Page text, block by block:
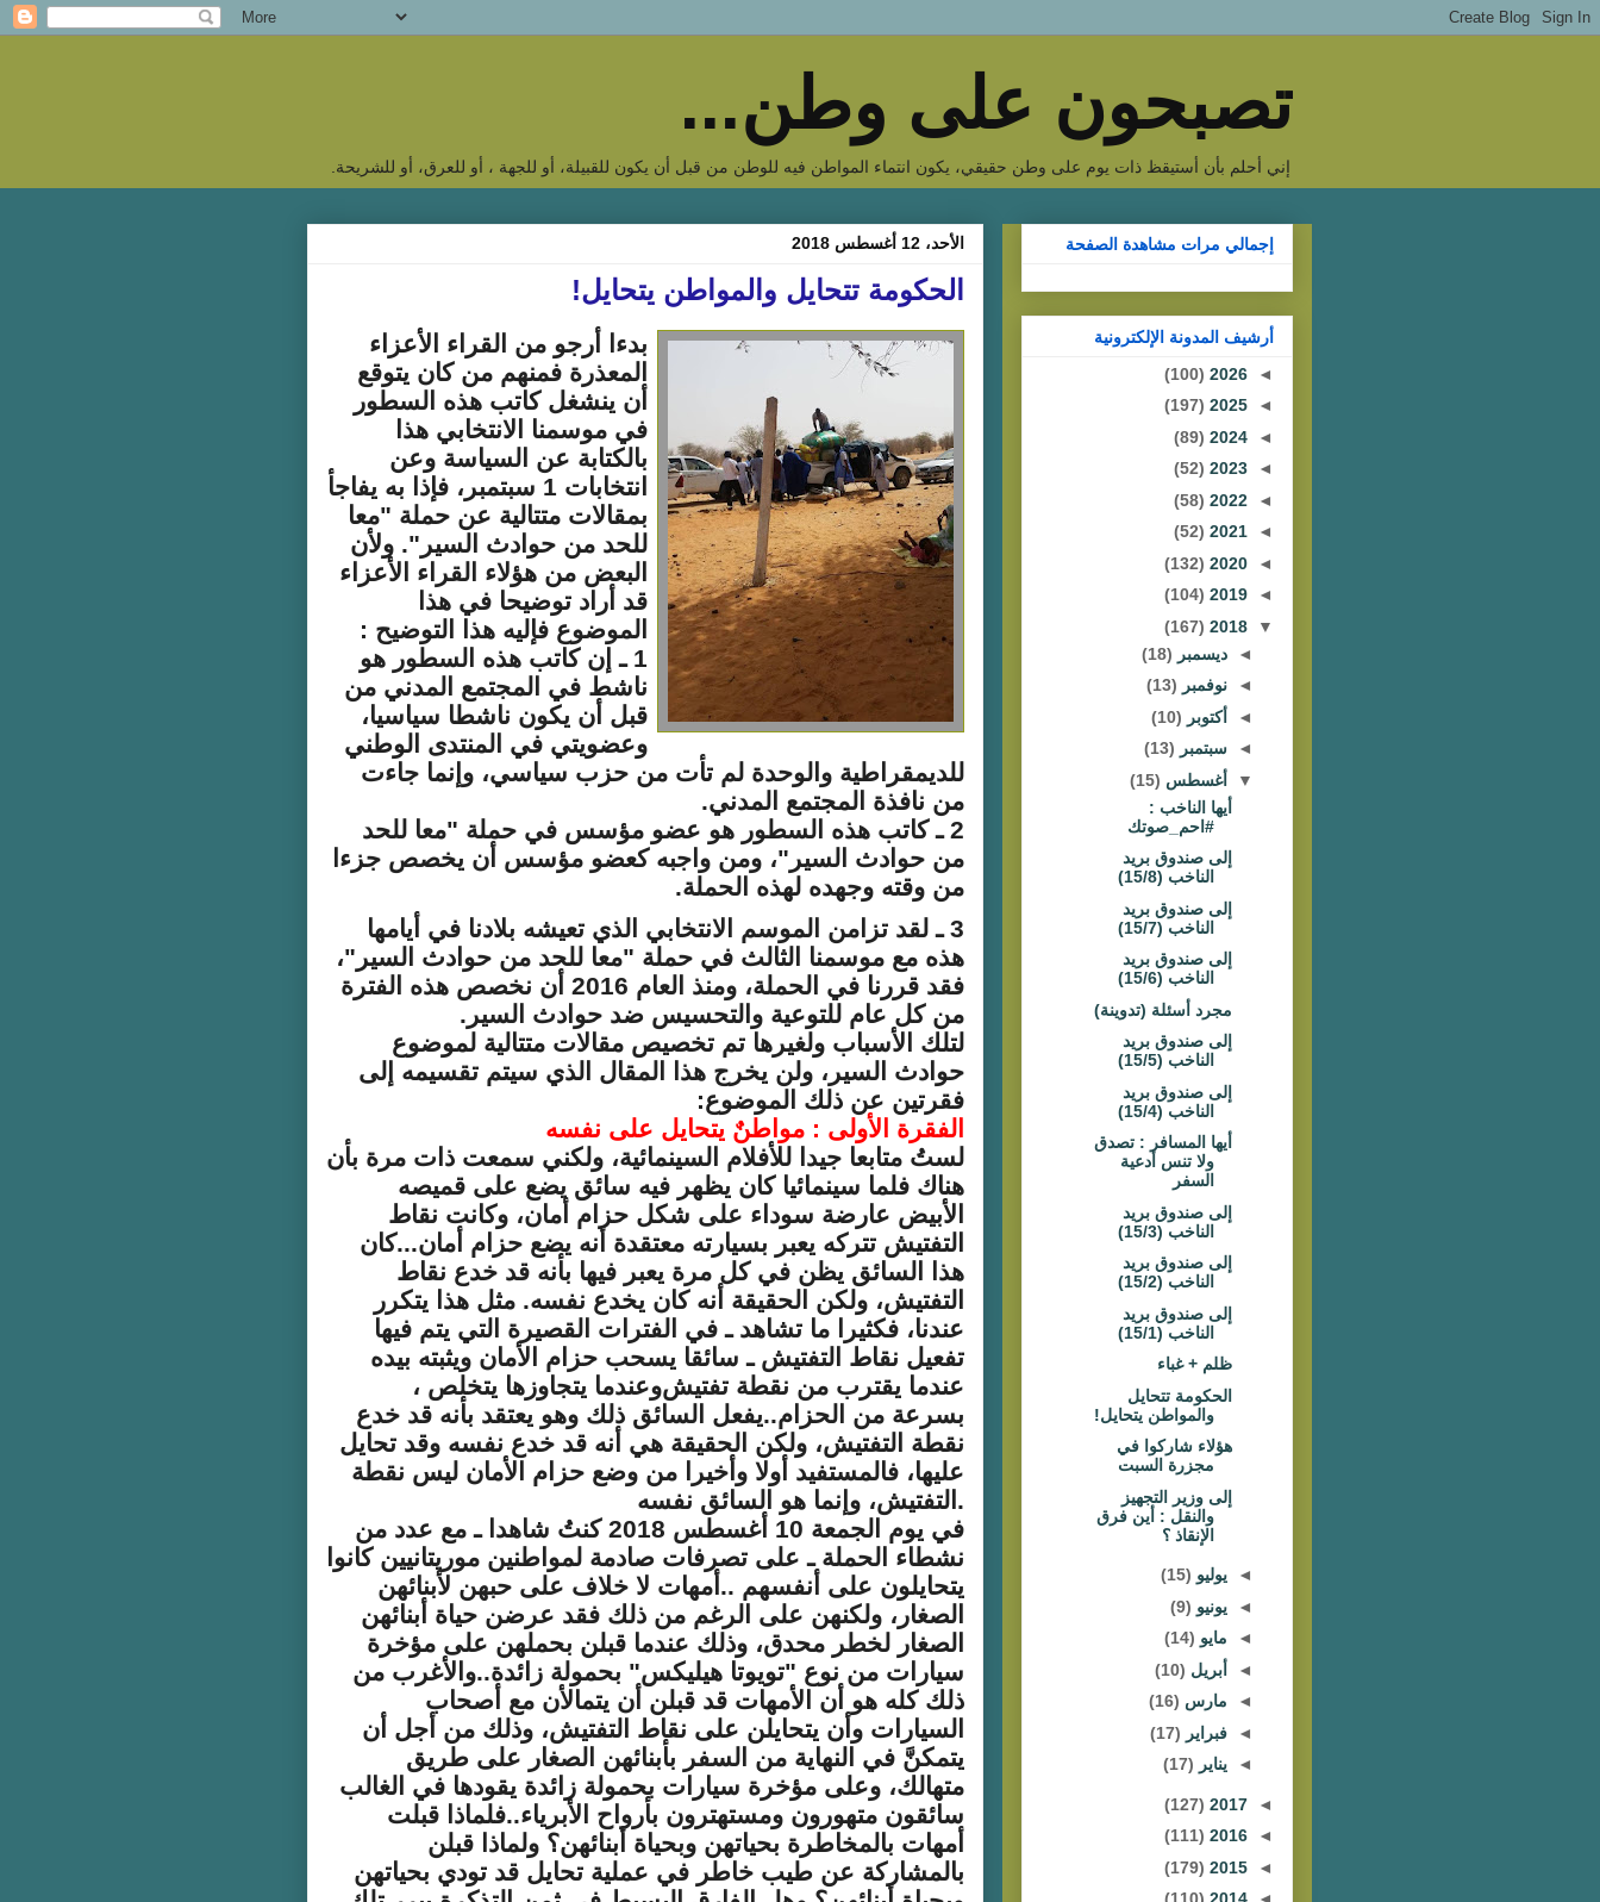
تصبحون على وطن...
إني أحلم بأن أستيقظ ذات يوم على وطن حقيقي، يكون انتماء المواطن فيه للوطن من قبل أن يكون للقبيلة، أو للجهة ، أو للعرق، أو للشريحة.
الأحد، 12 أغسطس 2018
الحكومة تتحايل والمواطن يتحايل!
بدءا أرجو من القراء الأعزاء
المعذرة فمنهم من كان يتوقع
أن ينشغل كاتب هذه السطور
في موسمنا الانتخابي هذا
بالكتابة عن السياسة وعن
انتخابات 1 سبتمبر، فإذا به يفاجأ
بمقالات متتالية عن حملة "معا
للحد من حوادث السير". ولأن
البعض من هؤلاء القراء الأعزاء
قد أراد توضيحا في هذا
الموضوع فإليه هذا التوضيح :
1 ـ إن كاتب هذه السطور هو
ناشط في المجتمع المدني من
قبل أن يكون ناشطا سياسيا،
وعضويتي في المنتدى الوطني
للديمقراطية والوحدة لم تأت من حزب سياسي، وإنما جاءت
من نافذة المجتمع المدني.
2 ـ كاتب هذه السطور هو عضو مؤسس في حملة "معا للحد
من حوادث السير"، ومن واجبه كعضو مؤسس أن يخصص جزءا
من وقته وجهده لهذه الحملة.
3 ـ لقد تزامن الموسم الانتخابي الذي تعيشه بلادنا في أيامها
هذه مع موسمنا الثالث في حملة "معا للحد من حوادث السير"،
فقد قررنا في الحملة، ومنذ العام 2016 أن نخصص هذه الفترة
من كل عام للتوعية والتحسيس ضد حوادث السير.
لتلك الأسباب ولغيرها تم تخصيص مقالات متتالية لموضوع
حوادث السير، ولن يخرج هذا المقال الذي سيتم تقسيمه إلى
فقرتين عن ذلك الموضوع:
الفقرة الأولى : مواطنٌ يتحايل على نفسه
لستُ متابعا جيدا للأفلام السينمائية، ولكني سمعت ذات مرة بأن
هناك فلما سينمائيا كان يظهر فيه سائق يضع على قميصه
الأبيض عارضة سوداء على شكل حزام أمان، وكانت نقاط
التفتيش تتركه يعبر بسيارته معتقدة أنه يضع حزام أمان...كان
هذا السائق يظن في كل مرة يعبر فيها بأنه قد خدع نقاط
التفتيش، ولكن الحقيقة أنه كان يخدع نفسه. مثل هذا يتكرر
عندنا، فكثيرا ما تشاهد ـ في الفترات القصيرة التي يتم فيها
تفعيل نقاط التفتيش ـ سائقا يسحب حزام الأمان ويثبته بيده
عندما يقترب من نقطة تفتيش
، وعندما يتجاوزها يتخلص
بسرعة من الحزام..يفعل السائق ذلك وهو يعتقد بأنه قد خدع
نقطة التفتيش، ولكن الحقيقة هي أنه قد خدع نفسه وقد تحايل
عليها، فالمستفيد أولا وأخيرا من وضع حزام الأمان ليس نقطة
التفتيش، وإنما هو السائق نفسه .
في يوم الجمعة 10 أغسطس 2018 كنتُ شاهدا ـ مع عدد من
نشطاء الحملة ـ على تصرفات صادمة لمواطنين موريتانيين كانوا
يتحايلون على أنفسهم ..أمهات لا خلاف على حبهن لأبنائهن
الصغار، ولكنهن على الرغم من ذلك فقد عرضن حياة أبنائهن
الصغار لخطر محدق، وذلك عندما قبلن بحملهن على مؤخرة
سيارات من نوع "تويوتا هيليكس" بحمولة زائدة..والأغرب من
ذلك كله هو أن الأمهات قد قبلن أن يتمالأن مع أصحاب
السيارات وأن يتحايلن على نقاط التفتيش، وذلك من أجل أن
يتمكنَّ في النهاية من السفر بأبنائهن الصغار على طريق
متهالك، وعلى مؤخرة سيارات بحمولة زائدة يقودها في الغالب
سائقون متهورون ومستهترون بأرواح الأبرياء..فلماذا قبلت
أمهات بالمخاطرة بحياتهن وبحياة أبنائهن؟ ولماذا قبلن
بالمشاركة عن طيب خاطر في عملية تحايل قد تودي بحياتهن
إجمالي مرات مشاهدة الصفحة
أرشيف المدونة الإلكترونية
◄
2026
(100)
◄
2025
(197)
◄
2024
(89)
◄
2023
(52)
◄
2022
(58)
◄
2021
(52)
◄
2020
(132)
◄
2019
(104)
▼
2018
(167)
◄ ديسمبر (18)
◄ نوفمبر (13)
◄
أكتوبر (10)
◄ سبتمبر (13)
▼
أغسطس (15)
أيها الناخب :
#احم_صوتك
إلى صندوق بريد
الناخب (15/8)
إلى صندوق بريد
الناخب (15/7)
إلى صندوق بريد
الناخب (15/6)
مجرد أسئلة (تدوينة)
إلى صندوق بريد
الناخب (15/5)
إلى صندوق بريد
الناخب (15/4)
أيها المسافر : تصدق
ولا تنس أدعية
السفر
إلى صندوق بريد
الناخب (15/3)
إلى صندوق بريد
الناخب (15/2)
إلى صندوق بريد
الناخب (15/1)
ظلم + غباء
الحكومة تتحايل
والمواطن يتحايل!
هؤلاء شاركوا في
مجزرة السبت
إلى وزير التجهيز
والنقل : أين فرق
الإنقاذ ؟
◄ يوليو (15)
◄ يونيو (9)
◄ مايو (14)
◄
أبريل (10)
◄ مارس (16)
◄ فبراير (17)
◄ يناير (17)
◄
2017
(127)
◄
2016
(111)
◄
2015
(179)